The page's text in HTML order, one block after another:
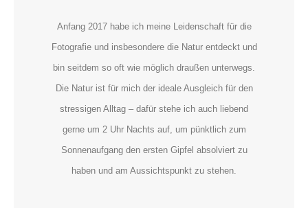
Anfang 2017 habe ich meine Leidenschaft für die
Fotografie und insbesondere die Natur entdeckt und
bin seitdem so oft wie möglich draußen unterwegs.
Die Natur ist für mich der ideale Ausgleich für den
stressigen Alltag – dafür stehe ich auch liebend
gerne um 2 Uhr Nachts auf, um pünktlich zum
Sonnenaufgang den ersten Gipfel absolviert zu
haben und am Aussichtspunkt zu stehen.